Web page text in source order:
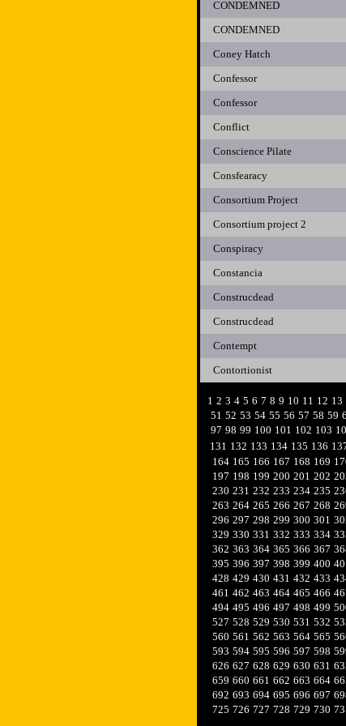
CONDEMNED
CONDEMNED
Coney Hatch
Confessor
Confessor
Conflict
Conscience Pilate
Consfearacy
Consortium Project
Consortium project 2
Conspiracy
Constancia
Construcdead
Construcdead
Contempt
Contortionist
1 2 3 4 5 6 7 8 9 10 11 12 13
51 52 53 54 55 56 57 58 59
97 98 99 100 101 102 103
131 132 133 134 135 136
164 165 166 167 168 169
197 198 199 200 201 202
230 231 232 233 234 235
263 264 265 266 267 268
296 297 298 299 300 301
329 330 331 332 333 334
362 363 364 365 366 367
395 396 397 398 399 400
428 429 430 431 432 433
461 462 463 464 465 466
494 495 496 497 498 499
527 528 529 530 531 532
560 561 562 563 564 565
593 594 595 596 597 598
626 627 628 629 630 631
659 660 661 662 663 664
692 693 694 695 696 697
725 726 727 728 729 730